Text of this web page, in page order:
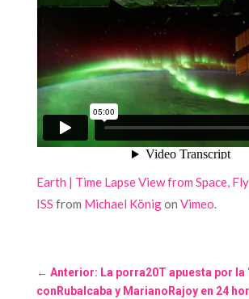
Earth | Time Lapse View from Space,
ISS from Michael Königon Vimeo.
← Anterior: La porra20T apuesta por la
conRubalcaba y MarianoRajoy en 24